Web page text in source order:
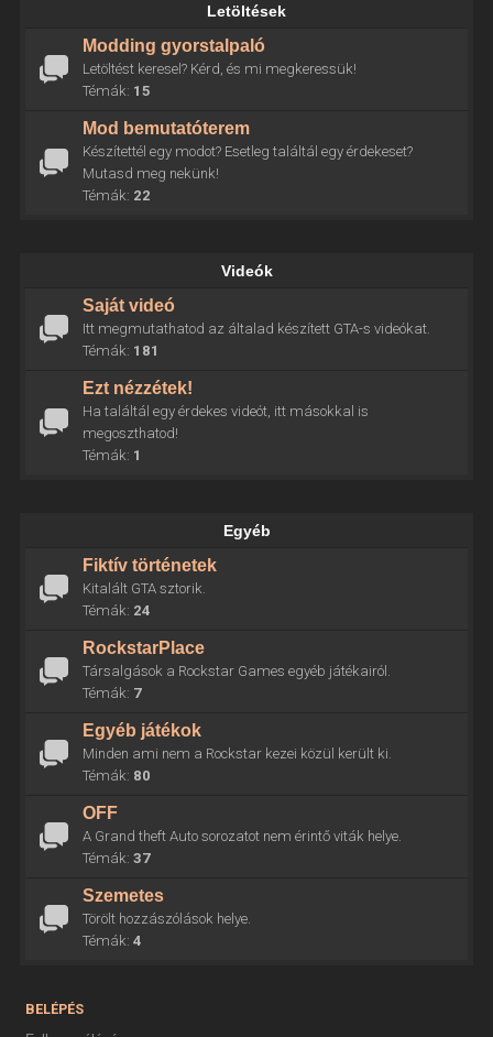
Letöltések
Modding gyorstalpaló
Letöltést keresel? Kérd, és mi megkeressük!
Témák: 15
Mod bemutatóterem
Készítettél egy modot? Esetleg találtál egy érdekeset?
Mutasd meg nekünk!
Témák: 22
Videók
Saját videó
Itt megmutathatod az általad készített GTA-s videókat.
Témák: 181
Ezt nézzétek!
Ha találtál egy érdekes videót, itt másokkal is
megoszthatod!
Témák: 1
Egyéb
Fiktív történetek
Kitalált GTA sztorik.
Témák: 24
RockstarPlace
Társalgások a Rockstar Games egyéb játékairól.
Témák: 7
Egyéb játékok
Minden ami nem a Rockstar kezei közül került ki.
Témák: 80
OFF
A Grand theft Auto sorozatot nem érintő viták helye.
Témák: 37
Szemetes
Törölt hozzászólások helye.
Témák: 4
BELÉPÉS